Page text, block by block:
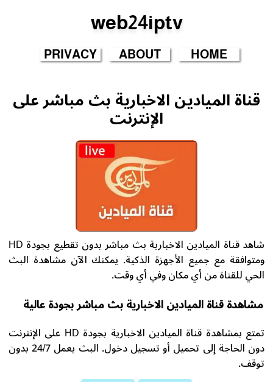
web24iptv
HOME
ABOUT
PRIVACY
قناة الميادين الاخبارية بث مباشر على
الإنترنت
شاهد قناة الميادين الاخبارية بث مباشر بدون تقطيع بجودة HD
ومتوافقة مع جميع الأجهزة الذكية. يمكنك الآن مشاهدة البث
الحي للقناة من أي مكان وفي أي وقت.
مشاهدة قناة الميادين الاخبارية بث مباشر بجودة عالية
تمتع بمشاهدة قناة الميادين الاخبارية بجودة HD على الإنترنت
دون الحاجة إلى تحميل أو تسجيل دخول. البث يعمل 24/7 بدون
توقف.